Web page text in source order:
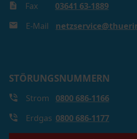
Fax
03641 63-1889
E-Mail
STÖRUNGSNUMMERN
Strom
0800 686-1166
Erdgas 0800 686-1177